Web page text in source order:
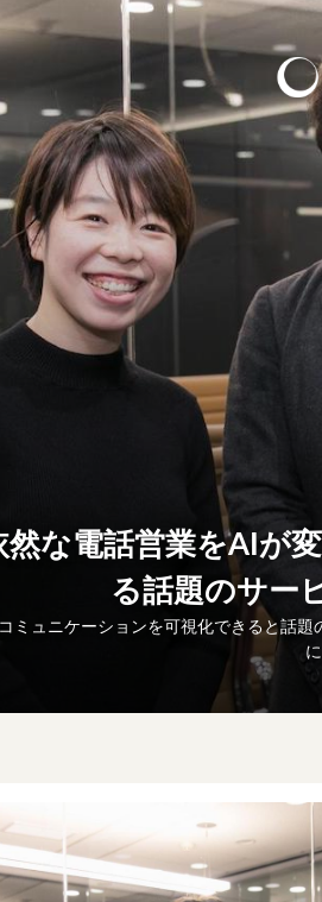
然な電話営業をAIが
る話題のサー
ミュニケーションを可視化できると話